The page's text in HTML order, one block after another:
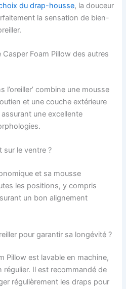
du drap-housse, la douceur
la sensation de bien-
Casper Foam Pillow des autres
l’oreiller’ combine une mousse
et une couche extérieure
une excellente
sur le ventre ?
et sa mousse
les positions, y compris
un bon alignement
pour garantir sa longévité ?
Pillow est lavable en machine,
Il est recommandé de
régulièrement les draps pour